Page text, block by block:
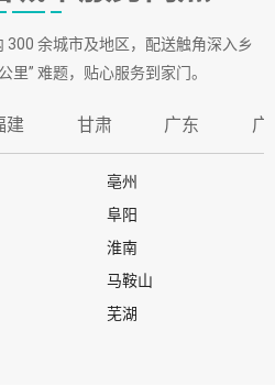
300 余城市及地区，配送触角深入乡
里” 难题，贴心服务到家门。
建 甘肃 广东 广
亳州
阜阳
淮南
马鞍山
芜湖